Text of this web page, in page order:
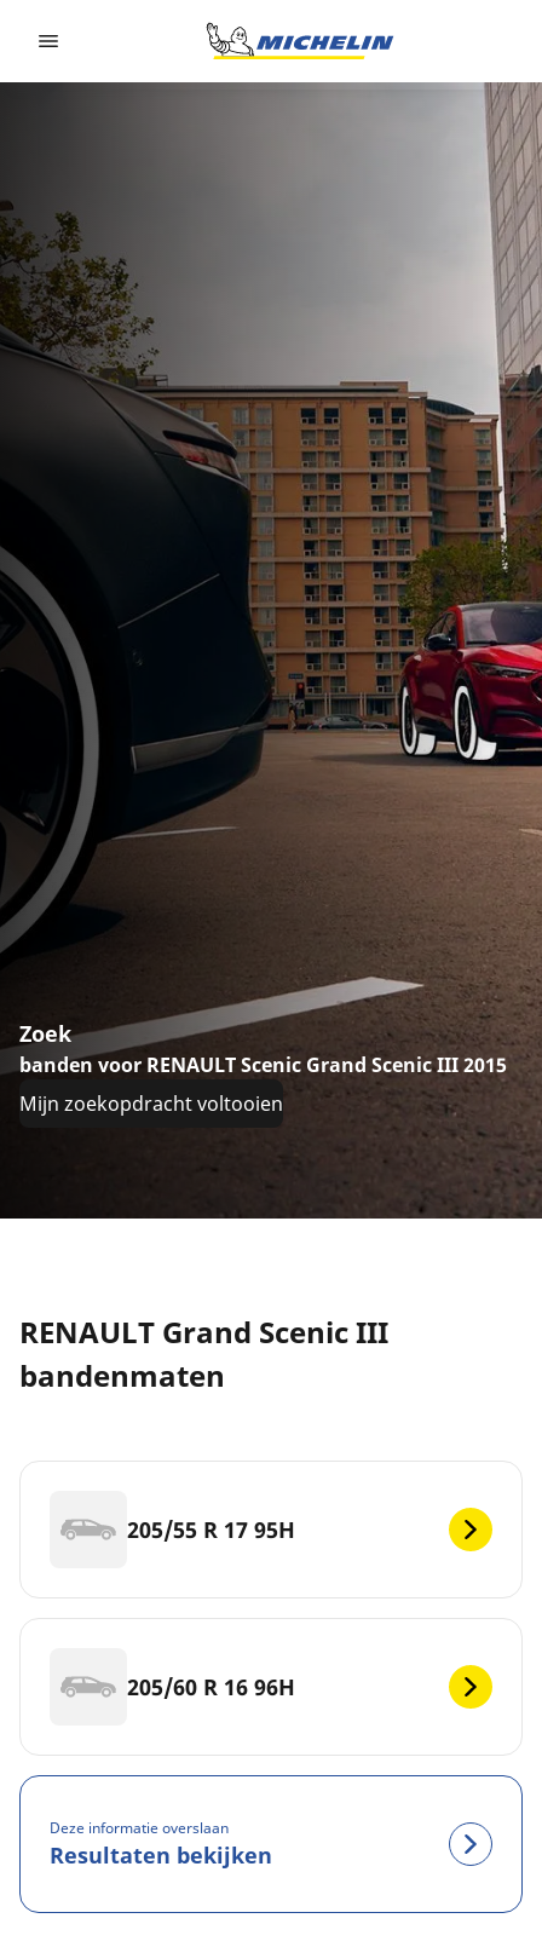
Zoek
banden voor RENAULT Scenic Grand Scenic III 2015
Mijn zoekopdracht voltooien
RENAULT Grand Scenic III
bandenmaten
205/55 R 17 95H
205/60 R 16 96H
Deze informatie overslaan
Resultaten bekijken